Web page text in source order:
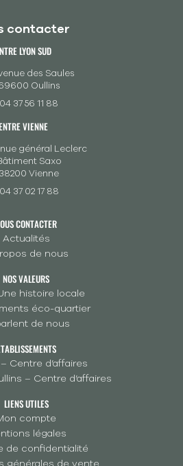
contacter
LYON SUD
des Saules
Oullins
04 37 56 11 88
VIENNE
général Leclerc
Saxo
38200 Vienne
04 37 02 17 88
CONTACTER
Actualités
de nous
NOS VALEURS
histoire locale
éco-quartier
de nous
Centre d’affaires
– Centre d’affaires
LIENS UTILES
compte
légales
de confidentialité